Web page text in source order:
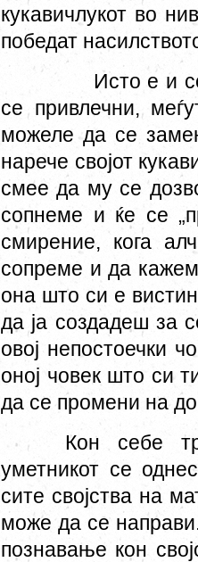
кукавичлукот во
победат
Исто е и
се привлечни,
можеле да се
нарече својот
смее да му се
сопнеме и ќе се
смирение, кога
сопреме и да
она што си е
да ја создадеш за
овој непостоечки
оној човек што си
да се промени на
Кон себе
уметникот се
сите својства на
може да се
познавање кон